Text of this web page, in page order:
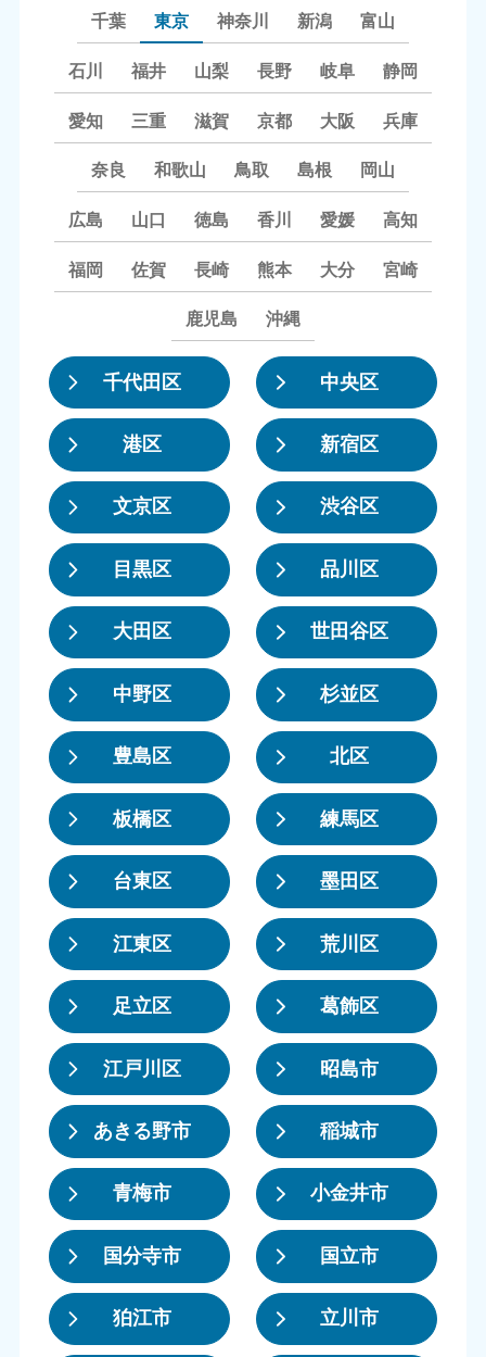
千葉 東京 神奈川 新潟 富山
石川 福井 山梨 長野 岐阜 静岡
愛知 三重 滋賀 京都 大阪 兵庫
奈良 和歌山 鳥取 島根 岡山
広島 山口 徳島 香川 愛媛 高知
福岡 佐賀 長崎 熊本 大分 宮崎
鹿児島 沖縄
千代田区 中央区
港区 新宿区
文京区 渋谷区
目黒区 品川区
大田区 世田谷区
中野区 杉並区
豊島区 北区
板橋区 練馬区
台東区 墨田区
江東区 荒川区
足立区 葛飾区
江戸川区 昭島市
あきる野市 稲城市
青梅市 小金井市
国分寺市 国立市
狛江市 立川市